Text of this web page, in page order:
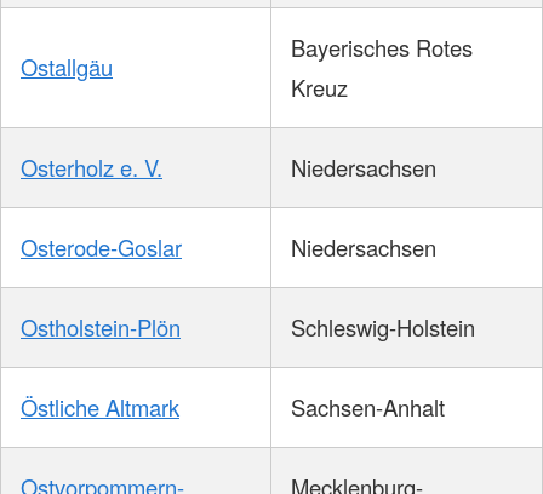
Ostallgäu
Bayerisches Rotes
Kreuz
Osterholz e. V. Niedersachsen
Osterode-Goslar Niedersachsen
Ostholstein-Plön Schleswig-Holstein
Östliche Altmark Sachsen-Anhalt
Ostvorpommern- Mecklenburg-